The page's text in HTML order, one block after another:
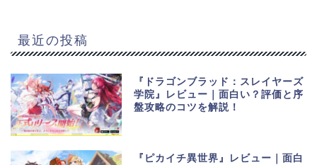
最近の投稿
『ドラゴンブラッド：スレイヤーズ
学院』レビュー｜面白い？評価と序
盤攻略のコツを解説！
『ピカイチ異世界』レビュー｜面白